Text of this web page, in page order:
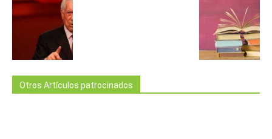
Otros Artículos patrocinados